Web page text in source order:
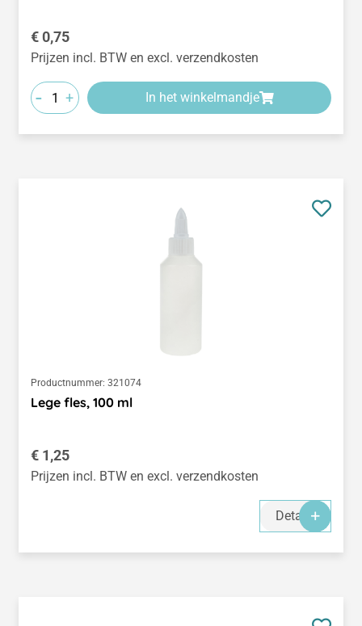
Normale prijs:
€ 0,75
Prijzen incl. BTW en excl. verzendkosten
- + In het winkelmandje
Productnummer: 321074
Lege fles, 100 ml
Normale prijs:
€ 1,25
Prijzen incl. BTW en excl. verzendkosten
Details